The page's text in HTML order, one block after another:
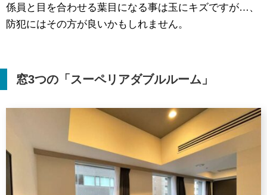
係員と目を合わせる葉目になる事は玉にキズですが…、
防犯にはその方が良いかもしれません。
窓3つの「スーペリアダブルルーム」